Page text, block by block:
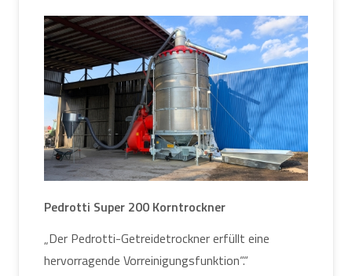
Pedrotti Super 200 Korntrockner
„Der Pedrotti-Getreidetrockner erfüllt eine
hervorragende Vorreinigungsfunktion“.“